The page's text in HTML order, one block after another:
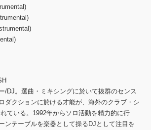
/DJ。選曲・ミキシングに於いて抜群のセンス
ダクションに於ける才能が、海外のクラブ・シ
ている。1992年からソロ活動を精力的に行
ンテーブルを楽器として操るDJとして注目を